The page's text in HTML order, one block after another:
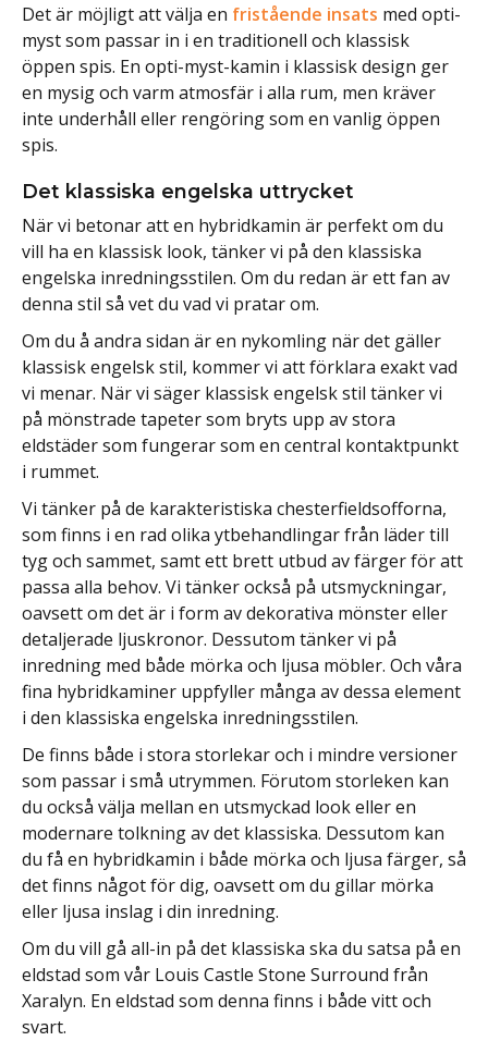
Det är möjligt att välja en fristående insats med opti-
myst som passar in i en traditionell och klassisk
öppen spis. En opti-myst-kamin i klassisk design ger
en mysig och varm atmosfär i alla rum, men kräver
inte underhåll eller rengöring som en vanlig öppen
spis.
Det klassiska engelska uttrycket
När vi betonar att en hybridkamin är perfekt om du
vill ha en klassisk look, tänker vi på den klassiska
engelska inredningsstilen. Om du redan är ett fan av
denna stil så vet du vad vi pratar om.
Om du å andra sidan är en nykomling när det gäller
klassisk engelsk stil, kommer vi att förklara exakt vad
vi menar. När vi säger klassisk engelsk stil tänker vi
på mönstrade tapeter som bryts upp av stora
eldstäder som fungerar som en central kontaktpunkt
i rummet.
Vi tänker på de karakteristiska chesterfieldsofforna,
som finns i en rad olika ytbehandlingar från läder till
tyg och sammet, samt ett brett utbud av färger för att
passa alla behov. Vi tänker också på utsmyckningar,
oavsett om det är i form av dekorativa mönster eller
detaljerade ljuskronor. Dessutom tänker vi på
inredning med både mörka och ljusa möbler. Och våra
fina hybridkaminer uppfyller många av dessa element
i den klassiska engelska inredningsstilen.
De finns både i stora storlekar och i mindre versioner
som passar i små utrymmen. Förutom storleken kan
du också välja mellan en utsmyckad look eller en
modernare tolkning av det klassiska. Dessutom kan
du få en hybridkamin i både mörka och ljusa färger, så
det finns något för dig, oavsett om du gillar mörka
eller ljusa inslag i din inredning.
Om du vill gå all-in på det klassiska ska du satsa på en
eldstad som vår Louis Castle Stone Surround från
Xaralyn. En eldstad som denna finns i både vitt och
svart.